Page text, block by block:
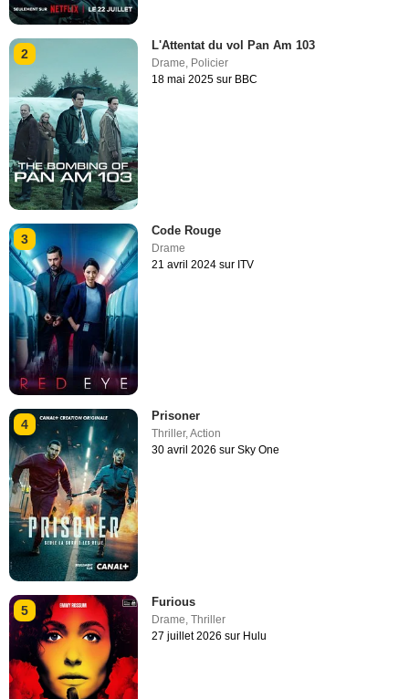
2
L'Attentat du vol Pan Am 103
Drame Policier
18 mai 2025 sur BBC
3
Code Rouge
Drame
21 avril 2024 sur ITV
4
Prisoner
Thriller,Action
30 avril 2026 sur Sky One
5
Furious
Drame ,Thriller
27 juillet 2026 sur Hulu